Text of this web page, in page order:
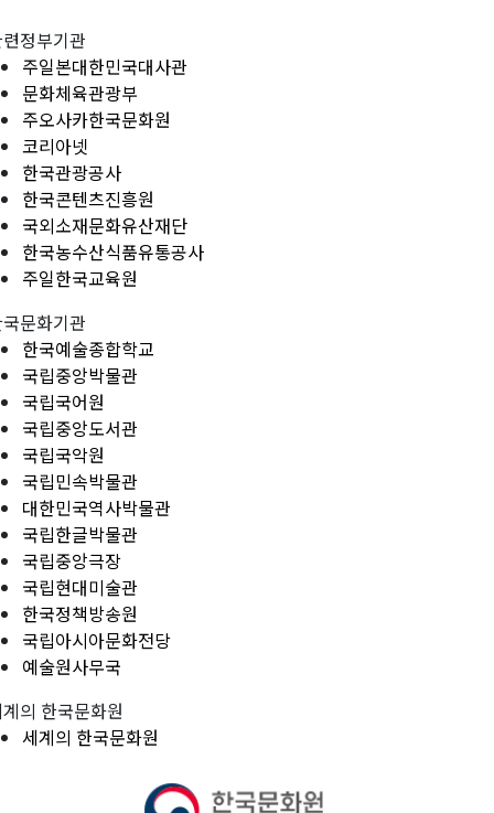
정부기관
주일본대한민국대사관
문화체육관광부
주오사카한국문화원
코리아넷
한국관광공사
한국콘텐츠진흥원
국외소재문화유산재단
한국농수산식품유통공사
주일한국교육원
문화기관
한국예술종합학교
국립중앙박물관
국립국어원
국립중앙도서관
국립국악원
국립민속박물관
대한민국역사박물관
국립한글박물관
국립중앙극장
국립현대미술관
한국정책방송원
국립아시아문화전당
예술원사무국
의 한국문화원
세계의 한국문화원